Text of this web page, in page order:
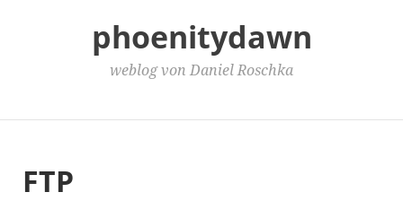
phoenitydawn
weblog von Daniel Roschka
FTP